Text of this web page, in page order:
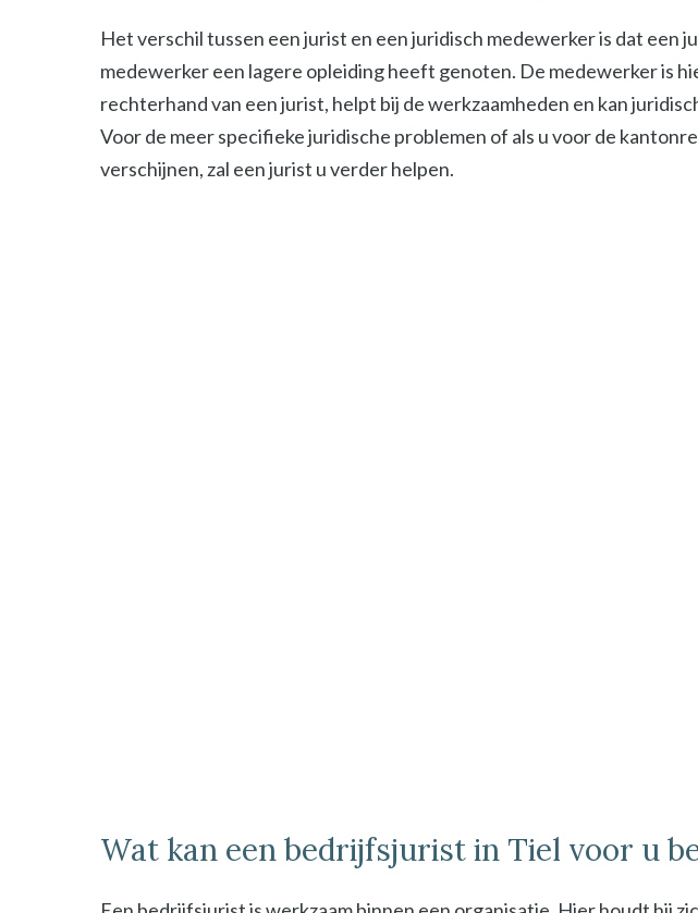
Het verschil tussen een jurist en een juridisch medewerker is dat een
medewerker een lagere opleiding heeft genoten. De medewerker is
rechterhand van een jurist, helpt bij de werkzaamheden en kan
Voor de meer specifieke juridische problemen of als u voor de
verschijnen, zal een jurist u verder helpen.
Wat kan een bedrijfsjurist in Tiel voor u